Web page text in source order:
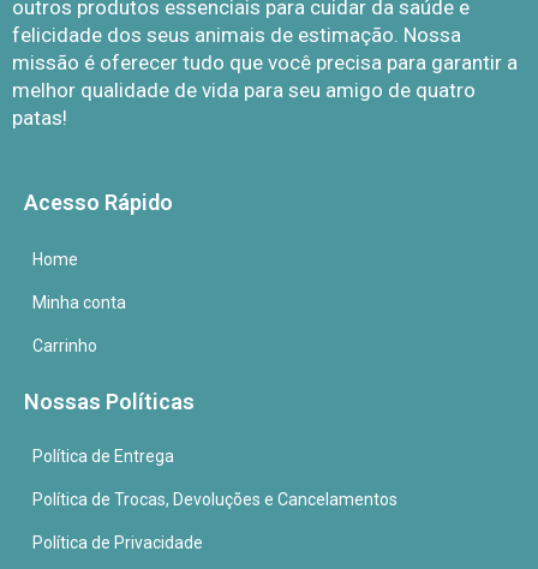
outros produtos essenciais para cuidar da saúde e
felicidade dos seus animais de estimação. Nossa
missão é oferecer tudo que você precisa para garantir a
melhor qualidade de vida para seu amigo de quatro
patas!
Acesso Rápido
Home
Minha conta
Carrinho
Nossas Políticas
Política de Entrega
Política de Trocas, Devoluções e Cancelamentos
Política de Privacidade